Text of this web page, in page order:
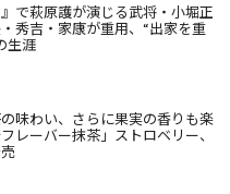
』で萩原護が演じる武将・小堀正
秀吉・家康が重用、“出家を重
生涯
味わい、さらに果実の香りも楽
レーバー抹茶」ストロベリー、